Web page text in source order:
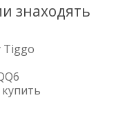
знаходять
Tiggo